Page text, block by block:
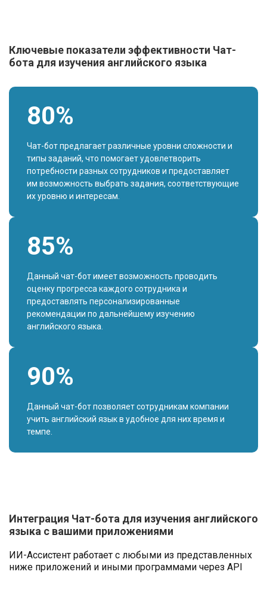
Ключевые показатели эффективности Чат-
бота для изучения английского языка
80%
Чат-бот предлагает различные уровни сложности и
типы заданий, что помогает удовлетворить
потребности разных сотрудников и предоставляет
им возможность выбрать задания, соответствующие
их уровню и интересам.
85%
Данный чат-бот имеет возможность проводить
оценку прогресса каждого сотрудника и
предоставлять персонализированные
рекомендации по дальнейшему изучению
английского языка.
90%
Данный чат-бот позволяет сотрудникам компании
учить английский язык в удобное для них время и
темпе.
Интеграция Чат-бота для изучения английского
языка с вашими приложениями
ИИ-Ассистент работает с любыми из представленных
ниже приложений и иными программами через API